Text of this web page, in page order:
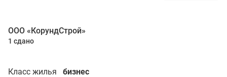
ООО «КорундСтрой»
1 сдано
Класс жилья бизнес